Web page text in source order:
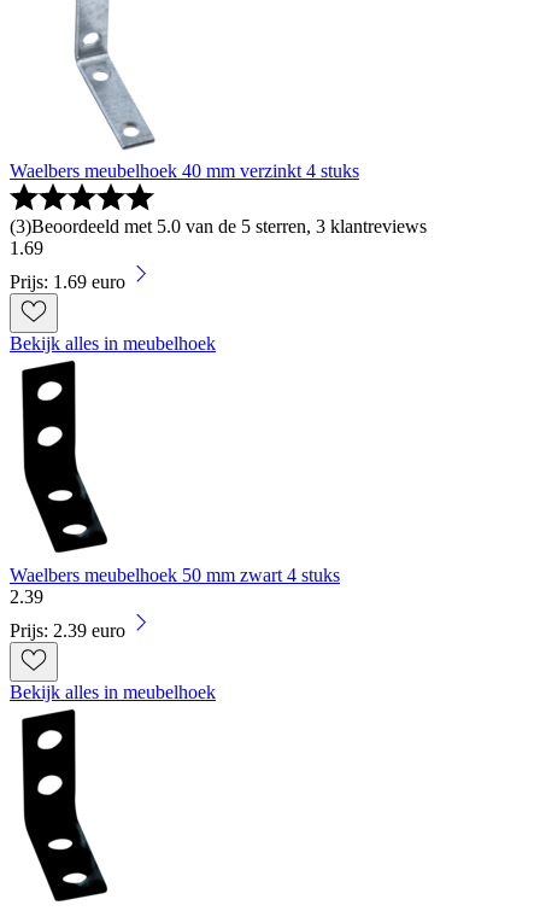
Waelbers meubelhoek 40 mm verzinkt 4 stuks
(3)Beoordeeld met 5.0 van de 5 sterren, 3 klantreviews
1 .69
Prijs: 1.69 euro
Bekijk alles in meubelhoek
Waelbers meubelhoek 50 mm zwart 4 stuks
2.39
Prijs: 2.39 euro
Bekijk alles in meubelhoek